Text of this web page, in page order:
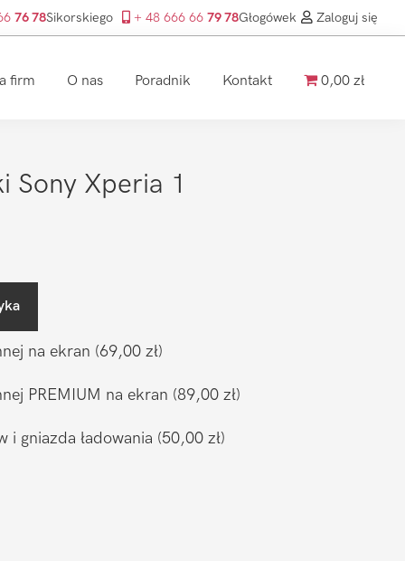
76 78Sikorskiego + 48 666 66 79 78Głogówek Zaloguj się
firm O nas Poradnik Kontakt 0,00 zł
Sony Xperia 1
na ekran (69,00 zł)
PREMIUM na ekran (89,00 zł)
i gniazda ładowania (50,00 zł)